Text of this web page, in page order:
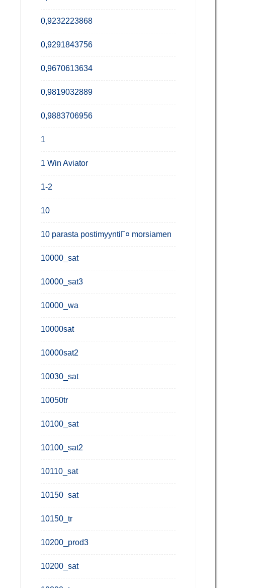
0,9232223868
0,9291843756
0,9670613634
0,9819032889
0,9883706956
1
1 Win Aviator
1-2
10
10 parasta postimyyntiГ¤ morsiamen
10000_sat
10000_sat3
10000_wa
10000sat
10000sat2
10030_sat
10050tr
10100_sat
10100_sat2
10110_sat
10150_sat
10150_tr
10200_prod3
10200_sat